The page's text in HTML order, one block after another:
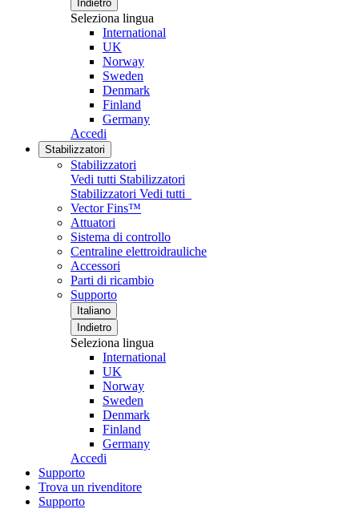
Indietro
Seleziona lingua
International
UK
Norway
Sweden
Denmark
Finland
Germany
Accedi
Stabilizzatori
Stabilizzatori
Vedi tutti Stabilizzatori
Stabilizzatori Vedi tutti
Vector Fins™
Attuatori
Sistema di controllo
Centraline elettroidrauliche
Accessori
Parti di ricambio
Supporto
Italiano
Indietro
Seleziona lingua
International
UK
Norway
Sweden
Denmark
Finland
Germany
Accedi
Supporto
Trova un rivenditore
Supporto